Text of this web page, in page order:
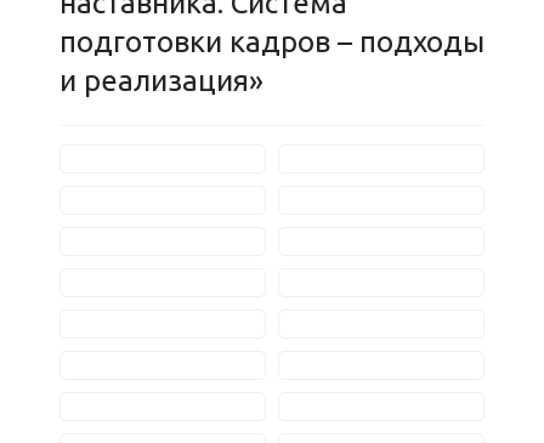
подготовки кадров – подходы
и реализация»